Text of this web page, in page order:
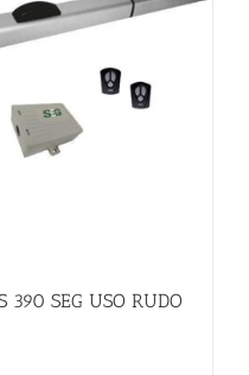
390 SEG USO RUDO